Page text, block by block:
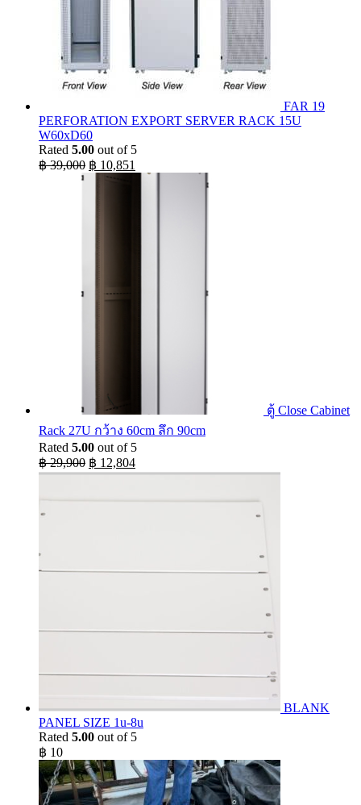
FAR 19
PERFORATION EXPORT SERVER RACK 15U
W60xD60
Rated 5.00 out of 5
฿39,000 Original
price
฿ 10,851
price
ตู้ Close Cabinet
Rack 27U กว้าง 60cm ลึก 90cm
Rated 5.00 out of 5
฿29,900 Original
price
฿ 12,804Current
price
฿ 12,804.
BLANK
PANEL SIZE 1u-8u
Rated 5.00 out of 5
฿ 10